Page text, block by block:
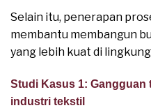
Selain itu, penerapan
membantu membangun
yang lebih kuat di
Studi Kasus 1:
industri tekstil